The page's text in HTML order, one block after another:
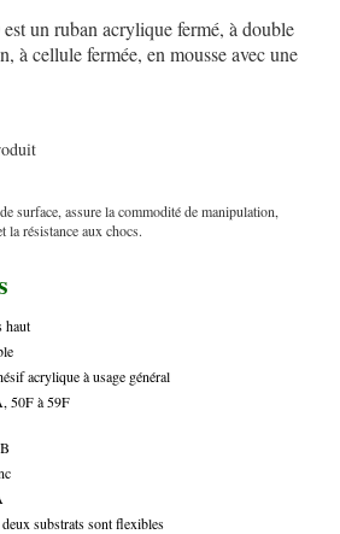
un ruban acrylique fermé, à double
à cellule fermée, en mousse avec une
surface, assure la commodité de manipulation,
la résistance aux chocs.
haut
acrylique à usage général
50F à 59F
substrats sont flexibles